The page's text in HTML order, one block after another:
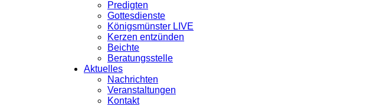
Predigten
Gottesdienste
Königsmünster LIVE
Kerzen entzünden
Beichte
Beratungsstelle
Aktuelles
Nachrichten
Veranstaltungen
Kontakt